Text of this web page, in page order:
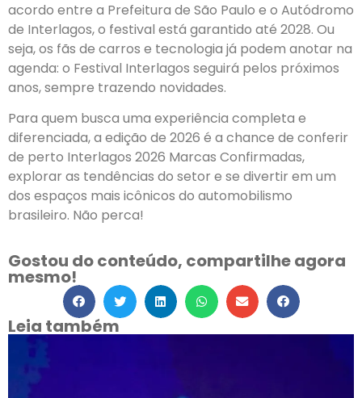
acordo entre a Prefeitura de São Paulo e o Autódromo
de Interlagos, o festival está garantido até 2028. Ou
seja, os fãs de carros e tecnologia já podem anotar na
agenda: o Festival Interlagos seguirá pelos próximos
anos, sempre trazendo novidades.
Para quem busca uma experiência completa e
diferenciada, a edição de 2026 é a chance de conferir
de perto Interlagos 2026 Marcas Confirmadas,
explorar as tendências do setor e se divertir em um
dos espaços mais icônicos do automobilismo
brasileiro. Não perca!
Gostou do conteúdo, compartilhe agora
mesmo!
Leia também